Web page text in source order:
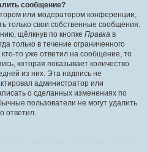
сообщение?
или модератором конференции,
только свои собственные сообщения.
щёлкнув по кнопке Правка в
только в течение ограниченного
то уже ответил на сообщение, то
которая показывает количество
из них. Эта надпись не
администратор или
о сделанных изменениях по
пользователи не могут удалить
ответил.